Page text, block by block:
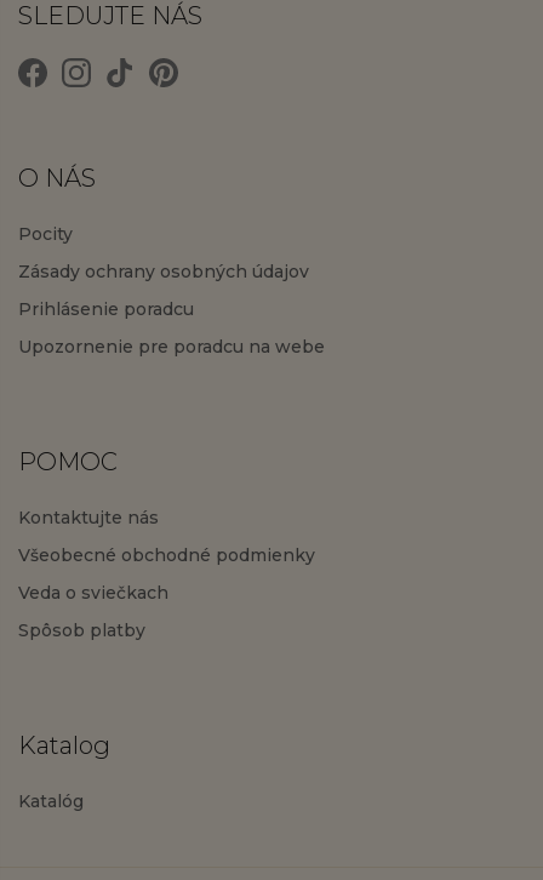
SLEDUJTE NÁS
O NÁS
Pocity
Zásady ochrany osobných údajov
Prihlásenie poradcu
Upozornenie pre poradcu na webe
POMOC
Kontaktujte nás
Všeobecné obchodné podmienky
Veda o sviečkach
Spôsob platby
Katalog
Katalóg